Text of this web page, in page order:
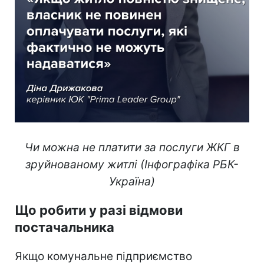
Чи можна не платити за послуги ЖКГ в
зруйнованому житлі (Інфографіка РБК-
Україна)
Що робити у разі відмови
постачальника
Якщо комунальне підприємство